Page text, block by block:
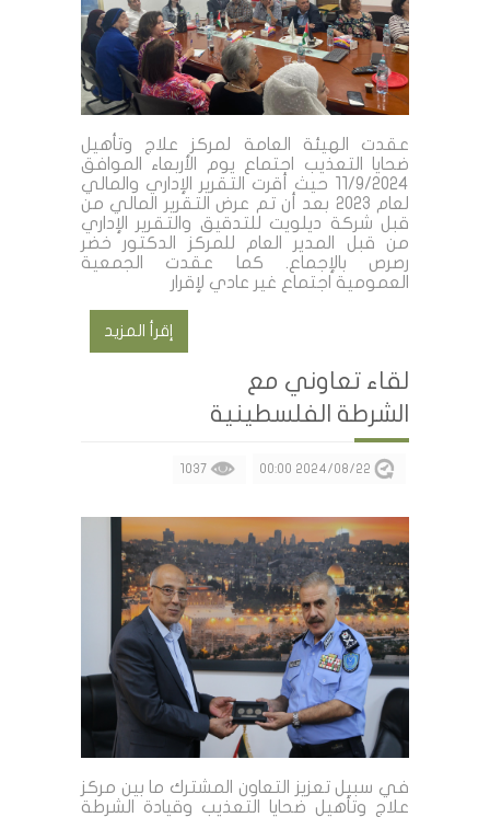
عقدت الهيئة العامة لمركز علاج وتأهيل
ضحايا التعذيب اجتماع يوم الأربعاء الموافق
11/9/2024 حيث أقرت التقرير الإداري والمالي
لعام 2023 بعد أن تم عرض التقرير المالي من
قبل شركة ديلويت للتدقيق والتقرير الإداري
من قبل المدير العام للمركز الدكتور خضر
رصرص بالإجماع. كما عقدت الجمعية
العمومية اجتماع غير عادي لإقرار
إقرأ المزيد
لقاء تعاوني مع
الشرطة الفلسطينية
في سبيل تعزيز التعاون المشترك ما بين مركز
علاج وتأهيل ضحايا التعذيب وقيادة الشرطة